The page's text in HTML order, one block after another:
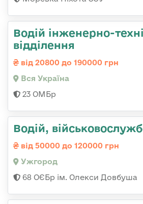
Водій інженерно-
відділення
від 20800 до 190000 грн
Вся Україна
23 ОМБр
Водій,
від 50000 до 120000 грн
Ужгород
68 ОЄБр ім. Олекси Довбуша